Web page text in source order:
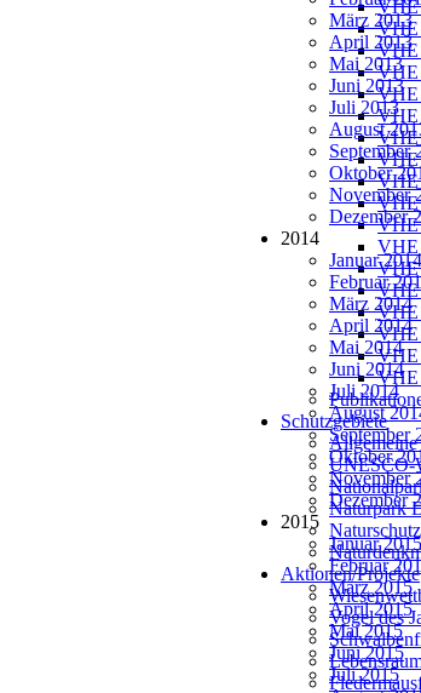
VHE
VHE
VHE
VHE
VHE
VHE
VHE
VHE
VHE
VHE
VHE
VHE
VHE
VHE
VHE
VHE
VHE
VHE
Schutzgebiete
UNESCO-
Naturpark
Aktionen/Projekte
Vogel des
März 2013
April 2013
Mai 2013
Juni 2013
Juli 2013
August
September
Oktober
November
Dezember
2014
Januar 2014
Februar
März 2014
April 2014
Mai 2014
Juni 2014
Juli 2014
August
September
Oktober
November
Dezember
2015
Januar 2015
Februar
März 2015
April 2015
Mai 2015
Juni 2015
Juli 2015